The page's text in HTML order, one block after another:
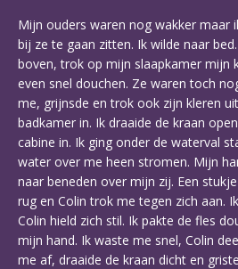
Mijn ouders waren nog wakker maar
bij ze te gaan zitten. Ik wilde naar
boven, trok op mijn slaapkamer mijn
even snel douchen. Ze waren toch
me, grijnsde en trok ook zijn kleren
badkamer in. Ik draaide de kraan
cabine in. Ik ging onder de waterval
water over me heen stromen. Mijn
naar beneden over mijn zij. Een
rug en Colin trok me tegen zich aan.
Colin hield zich stil. Ik pakte de fles
mijn hand. Ik waste me snel, Colin
me af, draaide de kraan dicht en